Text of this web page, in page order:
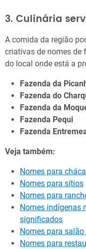
3. Culinária
A comida da região
criativas de nomes de
do local onde está a
Fazenda da
Fazenda do
Fazenda da
Fazenda Pequi
Fazenda
Veja também:
Nomes para
Nomes para sítios
Nomes para
Nomes indígenas
significados
Nomes para salão
Nomes para